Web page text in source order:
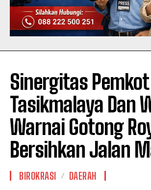
Sinergitas Pemkot
Tasikmalaya Dan
Warnai Gotong
Bersihkan Jalan
BIROKRASI DAERAH